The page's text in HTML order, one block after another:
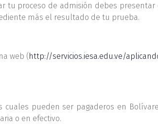
proceso de admisión debes
más el resultado de tu prueba.
web (http://servicios.iesa.edu.ve/
pueden ser pagaderos en
o en efectivo.